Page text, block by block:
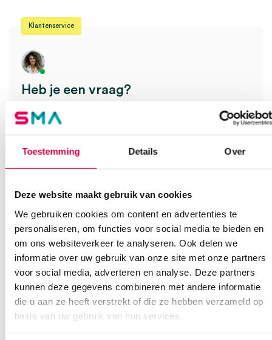
Toestemming Details Over
Deze website maakt gebruik van cookies
We gebruiken cookies om content en advertenties te
personaliseren, om functies voor social media te bieden en
om ons websiteverkeer te analyseren. Ook delen we
informatie over uw gebruik van onze site met onze partners
voor social media, adverteren en analyse. Deze partners
kunnen deze gegevens combineren met andere informatie
die u aan ze heeft verstrekt of die ze hebben verzameld op
basis van uw gebruik van hun services.
Klantenservice
Heb je een vraag?
Vind je antwoord snel en makkelijk op onze klantenservice pagina.
Onze klantenservice is bereikbaar van maandag t/m vrijdag van
08:30 tot 17:00
Bel Anca E-mail Anca Contactformulier
Ook interessant